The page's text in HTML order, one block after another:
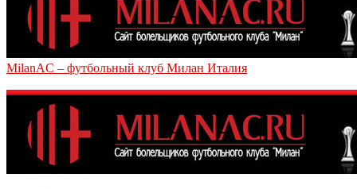
MilanAC – футбольный клуб Милан Италия